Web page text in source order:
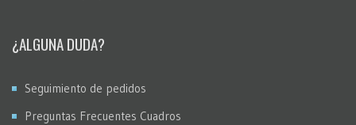
¿ALGUNA DUDA?
Seguimiento de pedidos
Preguntas Frecuentes Cuadros